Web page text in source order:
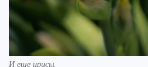
И еще ирисы.